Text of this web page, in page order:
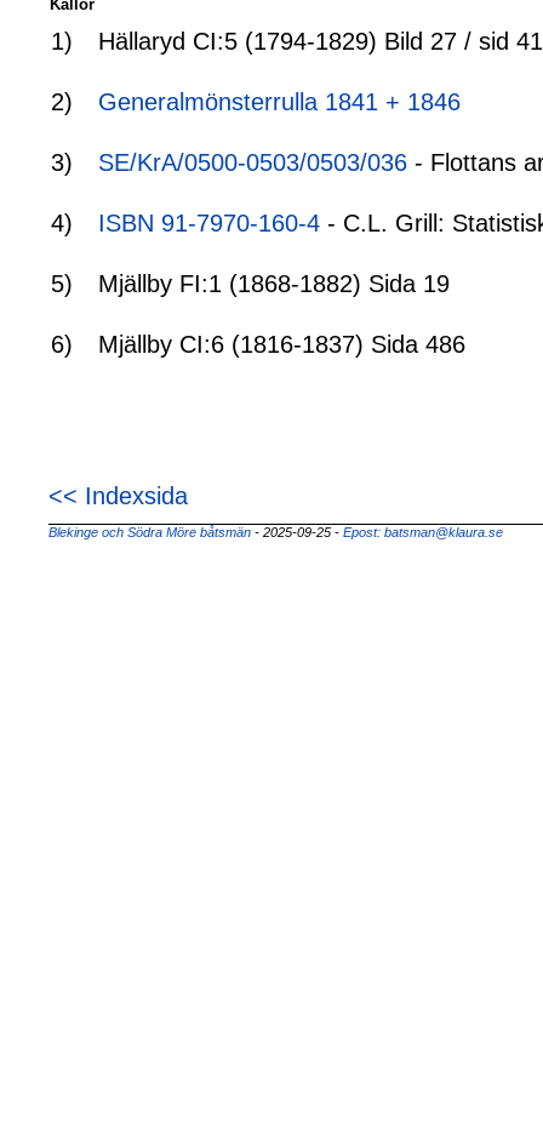
Källor
1) Hällaryd CI:5 (1794-1829) Bild 27 / sid 41
2) Generalmönsterrulla 1841 + 1846
3) SE/KrA/0500-0503/0503/036 - Flottans
4) ISBN 91-7970-160-4 - C.L. Grill:
5) Mjällby FI:1 (1868-1882) Sida 19
6) Mjällby CI:6 (1816-1837) Sida 486
<< Indexsida
Blekinge och Södra Möre båtsmän - 2025-09-25 - Epost: batsman@klaura.se